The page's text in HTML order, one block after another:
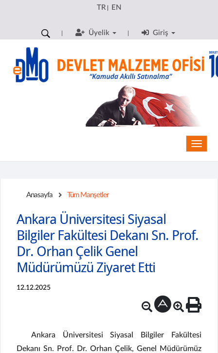
TR| EN
Üyelik Giriş
Anasayfa Tüm Manşetler
Ankara Üniversitesi Siyasal
Bilgiler Fakültesi Dekanı Sn. Prof.
Dr. Orhan Çelik Genel
Müdürümüzü Ziyaret Etti
12.12.2025
Ankara Üniversitesi Siyasal Bilgiler Fakültesi
Dekanı Sn. Prof. Dr. Orhan Çelik, Genel Müdürümüz